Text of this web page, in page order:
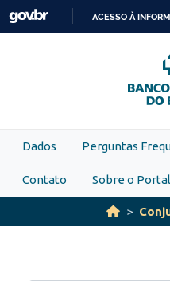
Skip to main content
ACESSO À
Dados Perguntas
Contato Sobre o Portal